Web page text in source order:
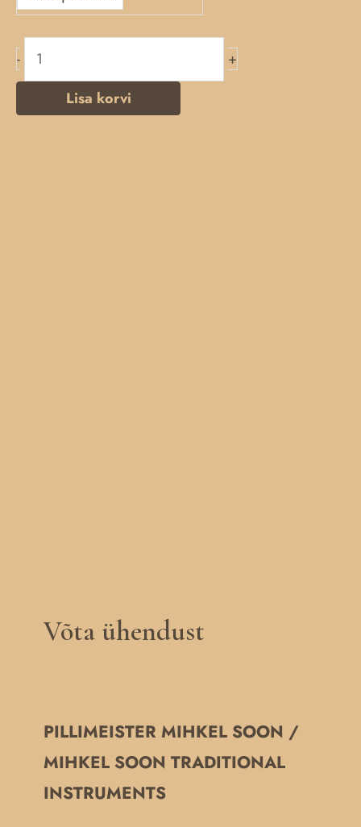
-
+
Lisa korvi
Võta ühendust
PILLIMEISTER MIHKEL SOON /
MIHKEL SOON TRADITIONAL
INSTRUMENTS